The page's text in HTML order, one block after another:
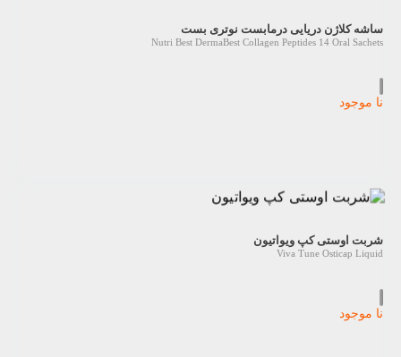
ساشه کلاژن دریایی درمابست نوتری بست
Nutri Best DermaBest Collagen Peptides 14 Oral Sachets
نا موجود
شربت اوستی کپ ویواتیون
Viva Tune Osticap Liquid
نا موجود